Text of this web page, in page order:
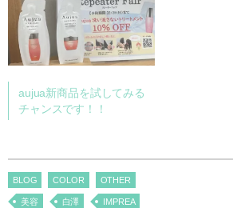
aujua新商品を試してみる
チャンスです！！
BLOG COLOR OTHER
美容 白澤 IMPREA